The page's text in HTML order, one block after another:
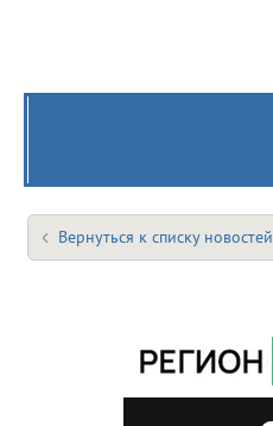
Вернуться к списку новостей